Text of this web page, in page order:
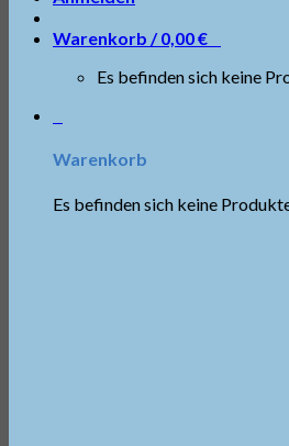
Warenkorb /0,00€
Es befinden sich keine
Warenkorb
Es befinden sich keine